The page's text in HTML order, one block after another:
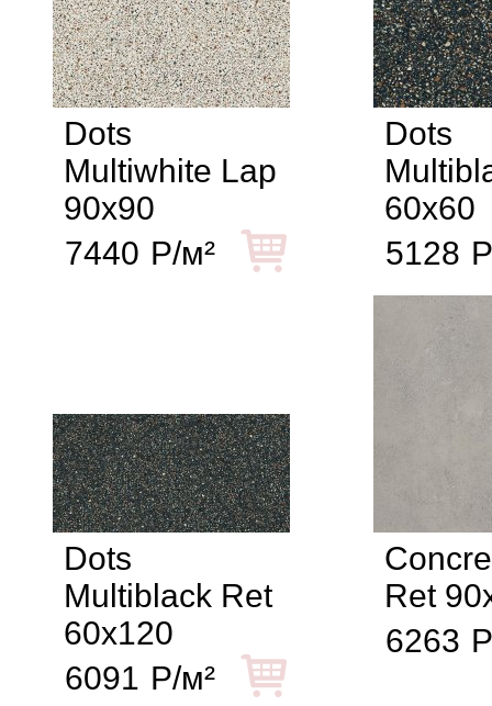
Dots
Multiwhite Lap
90x90
7440 Р/м²
Dots
60x60
5128
Dots
Multiblack Ret
60x120
6091 Р/м²
Ret
6263